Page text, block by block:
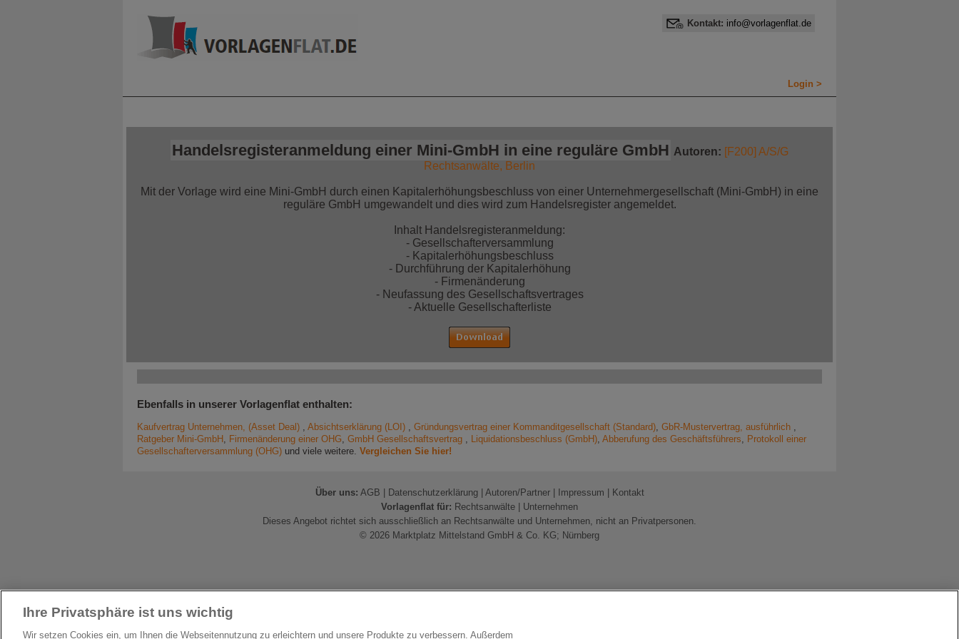
Kontakt: info@vorlagenflat.de
Login >
Handelsregisteranmeldung einer Mini-GmbH in eine reguläre GmbH Autoren: [F200] A/S/G
Rechtsanwälte, Berlin
Mit der Vorlage wird eine Mini-GmbH durch einen Kapitalerhöhungsbeschluss von einer Unternehmergesellschaft (Mini-GmbH) in eine
reguläre GmbH umgewandelt und dies wird zum Handelsregister angemeldet.
Inhalt Handelsregisteranmeldung:
- Gesellschafterversammlung
- Kapitalerhöhungsbeschluss
- Durchführung der Kapitalerhöhung
- Firmenänderung
- Neufassung des Gesellschaftsvertrages
- Aktuelle Gesellschafterliste
Ebenfalls in unserer Vorlagenflat enthalten:
Kaufvertrag Unternehmen, (Asset Deal) , Absichtserklärung (LOI) , Gründungsvertrag einer Kommanditgesellschaft (Standard), GbR-Mustervertrag, ausführlich ,
Ratgeber Mini-GmbH , Firmenänderung einer OHG, GmbH Gesellschaftsvertrag , Liquidationsbeschluss (GmbH), Abberufung des Geschäftsführers, Protokoll einer
Gesellschafterversammlung (OHG) und viele weitere. Vergleichen Sie hier!
Über uns: AGB Datenschutzerklärung| Autoren/Partner| Impressum
Kontakt
Vorlagenflat für: Rechtsanwälte
Unternehmen
Dieses Angebot richtet sich ausschließlich an Rechtsanwälte und Unternehmen, nicht an Privatpersonen.
© 2026 Marktplatz Mittelstand GmbH & Co. KG; Nürnberg
Ihre Privatsphäre ist uns wichtig
Wir setzen Cookies ein, um Ihnen die Webseitennutzung zu erleichtern und unsere Produkte zu verbessern. Außerdem